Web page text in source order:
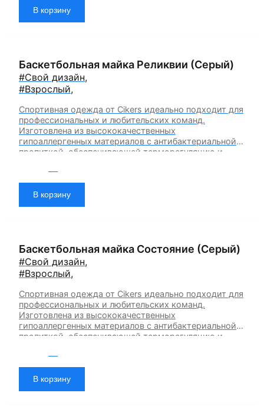
В корзину
Баскетбольная майка Реликвии (Серый)
#Свой дизайн,
#Взрослый,
Спортивная одежда от Cikers идеально подходит для
профессиональных и любительских команд.
Изготовлена из высококачественных
гипоаллергенных материалов с антибактериальной
пропиткой, обеспечивающей терморегуляцию и
эластичностью в 5 направлениях и стильным
дизайном.
В корзину
Баскетбольная майка Состояние (Серый)
#Свой дизайн,
#Взрослый,
Спортивная одежда от Cikers идеально подходит для
профессиональных и любительских команд.
Изготовлена из высококачественных
гипоаллергенных материалов с антибактериальной
пропиткой, обеспечивающей терморегуляцию и
эластичностью в 5 направлениях и стильным
дизайном.
В корзину